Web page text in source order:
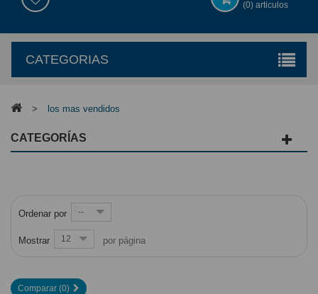
(0) articulos
CATEGORIAS
> los mas vendidos
CATEGORÍAS
Ordenar por --
Mostrar 12 por página
Comparar (0)